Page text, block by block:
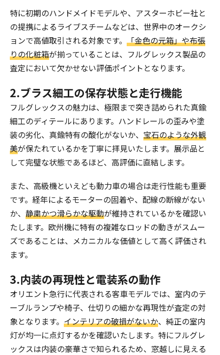
特に初期のハンドメイドモデルや、アスターホビー社と
の提携によるライブスチームなどは、世界中のオークシ
ョンで高値取引される対象です。 「金色の元箱」や布張
りの化粧箱が揃っていることは、フルグレックス製品の
査定において欠かせない評価ポイントとなります。
2.ブラス細工の保存状態と走行機能
フルグレックスの魅力は、極限まで突き詰められた真鍮
細工のディテールにあります。ハンドレールの歪みや塗
装の劣化、真鍮特有の酸化がないか、 宝石のような外観
美が保たれているかを丁寧に拝見いたします。展示品と
して完璧な状態であるほど、高評価に直結します。
また、高級機といえども動力車の場合は走行性能も重要
です。経年によるモーターの固着や、配線の断線がない
か、 静粛かつ滑らかな駆動が維持されているかを確認い
たします。欧州機に特有の複雑なロッドの動きがスムー
ズであることは、メカニカルな価値として高く評価され
ます。
3.内装の再現性と電装系の動作
オリエント急行に代表される客車モデルでは、室内のテ
ーブルランプや椅子、仕切りの細かな再現性が査定の対
象となります。 インテリアの破損がないか、純正の室内
灯が均一に点灯するかを確認いたします。特にフルグレ
ックスは内装の豪華さで知られるため、窓越しに見える